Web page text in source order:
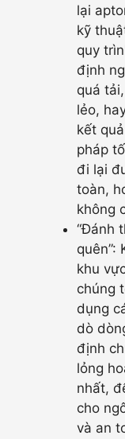
lại
kỹ
quy
định
quá
lẻo,
kết
pháp
đi lại
toàn,
không
“Đánh
quên”:
khu
chúng
dụng
dò
định
lỏng
nhất,
cho
và an